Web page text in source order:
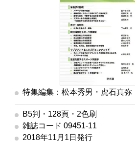
特集編集：松本秀男・虎石真弥
B5判・128頁・2色刷
雑誌コード 09451-11
2018年11月1日発行